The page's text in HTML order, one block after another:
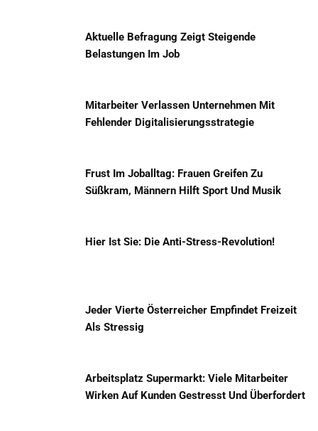
Aktuelle Befragung Zeigt Steigende
Belastungen Im Job
Mitarbeiter Verlassen Unternehmen Mit
Fehlender Digitalisierungsstrategie
Frust Im Joballtag: Frauen Greifen Zu
Süßkram, Männern Hilft Sport Und Musik
Hier Ist Sie: Die Anti-Stress-Revolution!
Jeder Vierte Österreicher Empfindet Freizeit
Als Stressig
Arbeitsplatz Supermarkt: Viele Mitarbeiter
Wirken Auf Kunden Gestresst Und Überfordert